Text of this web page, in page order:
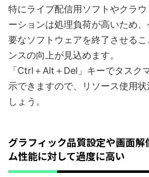
特にライブ配信用ソフトやクラ
ーションは処理負荷が高いため
要なソフトウェアを終了させる
ンスの向上が見込めます。
「Ctrl＋Alt＋Del」キーでタスク
示できますので、リソース使用
しょう。
グラフィック品質設定や画面解
ム性能に対して過度に高い